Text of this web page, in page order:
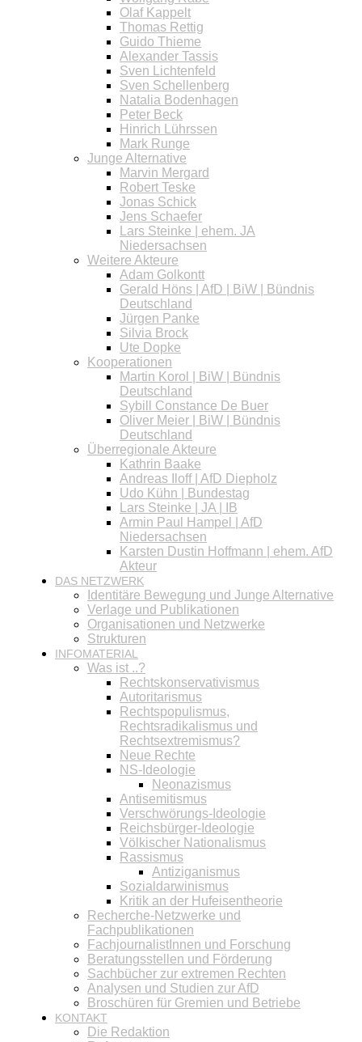
Olaf Kappelt
Thomas Rettig
Guido Thieme
Alexander Tassis
Sven Lichtenfeld
Sven Schellenberg
Natalia Bodenhagen
Peter Beck
Hinrich Lührssen
Mark Runge
Junge Alternative
Marvin Mergard
Robert Teske
Jonas Schick
Jens Schaefer
Lars Steinke | ehem. JA
Niedersachsen
Weitere Akteure
Adam Golkontt
Gerald Höns | AfD | BiW | Bündnis
Deutschland
Jürgen Panke
Silvia Brock
Ute Dopke
Kooperationen
Martin Korol | BiW | Bündnis
Deutschland
Sybill Constance De Buer
Oliver Meier | BiW | Bündnis
Deutschland
Überregionale Akteure
Kathrin Baake
Andreas Iloff | AfD Diepholz
Udo Kühn | Bundestag
Lars Steinke | JA | IB
Armin Paul Hampel | AfD
Niedersachsen
Karsten Dustin Hoffmann | ehem. AfD
Akteur
DAS NETZWERK
Identitäre Bewegung und Junge Alternative
Verlage und Publikationen
Organisationen und Netzwerke
Strukturen
INFOMATERIAL
Was ist ..?
Rechtskonservativismus
Autoritarismus
Rechtspopulismus,
Rechtsradikalismus und
Rechtsextremismus?
Neue Rechte
NS-Ideologie
Neonazismus
Antisemitismus
Verschwörungs-Ideologie
Reichsbürger-Ideologie
Völkischer Nationalismus
Rassismus
Antiziganismus
Sozialdarwinismus
Kritik an der Hufeisentheorie
Recherche-Netzwerke und
Fachpublikationen
FachjournalistInnen und Forschung
Beratungsstellen und Förderung
Sachbücher zur extremen Rechten
Analysen und Studien zur AfD
Broschüren für Gremien und Betriebe
KONTAKT
Die Redaktion